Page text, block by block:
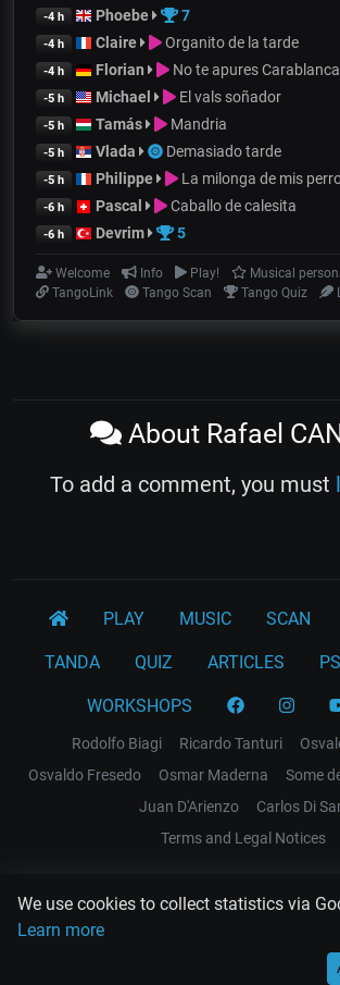
We use cookies to collect statistics via
Learn more
-4 h Phoebe 7
-4 h Claire Organito de la tarde
-4 h Florian No te apures Carablanca
-5 h Michael El vals soñador
-5 h Tamás Mandria
-5 h Vlada Demasiado tarde
-5 h Philippe La milonga de mis
-6 h Pascal Caballo de calesita
-6 h Devrim 5
Welcome Info Play!
Musical
TangoLink
Tango Scan Tango Quiz
About Rafael
To add a comment, you must
PLAY MUSIC SCAN
TANDA QUIZ ARTICLES
WORKSHOPS
Rodolfo Biagi Ricardo Tanturi
Osvaldo Fresedo
Osmar Maderna
Some
Juan D'Arienzo
Carlos Di
Terms and Legal Notices
EL RECODO TANGO